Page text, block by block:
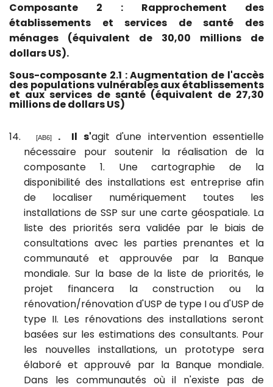
Composante 2 : Rapprochement des
établissements et services de santé des
ménages (équivalent de 30,00 millions de
dollars US).
Sous-composante 2.1 : Augmentation de l'accès
des populations vulnérables aux établissements
et aux services de santé (équivalent de 27,30
millions de dollars US)
14. [AB6] . Il s'agit d'une intervention essentielle
nécessaire pour soutenir la réalisation de la
composante 1. Une cartographie de la
disponibilité des installations est entreprise afin
de localiser numériquement toutes les
installations de SSP sur une carte géospatiale. La
liste des priorités sera validée par le biais de
consultations avec les parties prenantes et la
communauté et approuvée par la Banque
mondiale. Sur la base de la liste de priorités, le
projet financera la construction ou la
rénovation/rénovation d'USP de type I ou d'USP de
type II. Les rénovations des installations seront
basées sur les estimations des consultants. Pour
les nouvelles installations, un prototype sera
élaboré et approuvé par la Banque mondiale.
Dans les communautés où il n'existe pas de